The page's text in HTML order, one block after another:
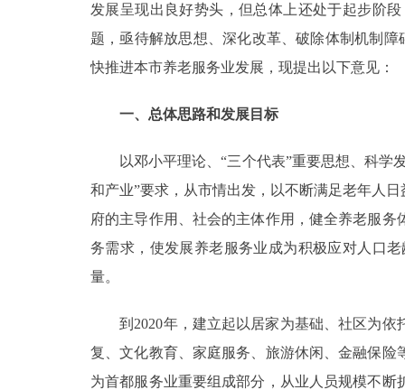
便民服务
12345网上接诉即办
走进北京
发展呈现出良好势头，但总体上还处于起步阶
题，亟待解放思想、深化改革、破除体制机制
快推进本市养老服务业发展，现提出以下意见：
一、总体思路和发展目标
以邓小平理论、“三个代表”重要思想、科学发
和产业”要求，从市情出发，以不断满足老年人
府的主导作用、社会的主体作用，健全养老服
务需求，使发展养老服务业成为积极应对人口
量。
到2020年，建立起以居家为基础、社区为依
复、文化教育、家庭服务、旅游休闲、金融保
为首都服务业重要组成部分，从业人员规模不